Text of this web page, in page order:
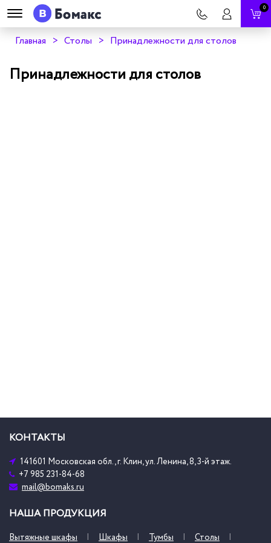
0
Главная Столы Принадлежности для столов
Принадлежности для столов
КОНТАКТЫ
141601 Московская обл., г. Клин, ул. Ленина, 8, 3-й этаж.
+7 985 231-84-68
mail@bomaks.ru
НАША ПРОДУКЦИЯ
Вытяжные шкафы Шкафы Тумбы Столы